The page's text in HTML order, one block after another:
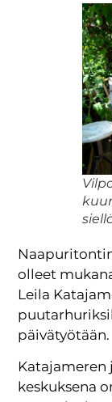
olleet
Leila
päivätyötään.
Katajameren
keskuksena